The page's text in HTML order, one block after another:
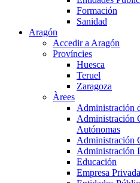
Formación
Sanidad
Aragón
Accedir a Aragón
Províncies
Huesca
Teruel
Zaragoza
Àrees
Administración
Administración
Autónomas
Administración
Administración
Educación
Empresa Privada